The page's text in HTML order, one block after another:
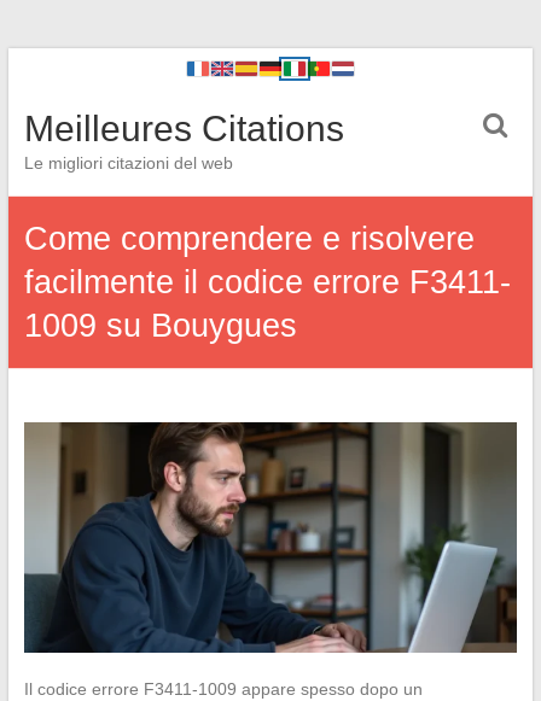
Meilleures Citations
Le migliori citazioni del web
Come comprendere e risolvere
facilmente il codice errore F3411-
1009 su Bouygues
Il codice errore F3411-1009 appare spesso dopo un